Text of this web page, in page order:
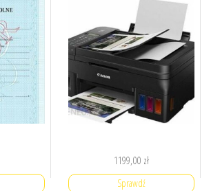
1199,00 zł
Sprawdź